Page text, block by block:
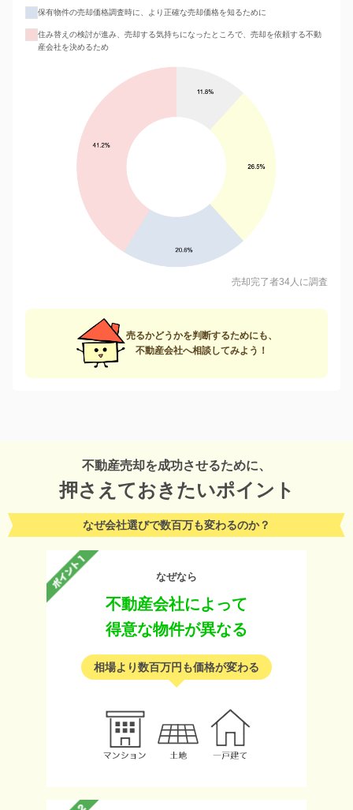
保有物件の売却価格調査時に、より正確な売却価格を知るために
住み替えの検討が進み、売却する気持ちになったところで、売却を依頼する不動
産会社を決めるため
売却完了者34人に調査
売るかどうかを判断するためにも、
不動産会社へ相談してみよう！
不動産売却を成功させるために、
押さえておきたいポイント
なぜ会社選びで数百万も変わるのか？
なぜなら
不動産会社によって
得意な物件が異なる
相場より数百万円も価格が変わる